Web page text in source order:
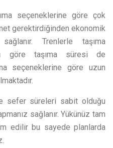
seçeneklerine göre çok
gerektirdiğinden ekonomik
Trenlerle taşıma
göre taşıma süresi de
seçeneklerine göre uzun
sefer süreleri sabit olduğu
sağlanır. Yükünüz tam
edilir bu sayede planlarda